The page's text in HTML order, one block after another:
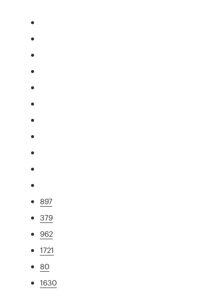
897
379
962
1721
80
1630